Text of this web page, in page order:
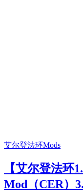
艾尔登法环Mods
【艾尔登法环
Mod（CER）